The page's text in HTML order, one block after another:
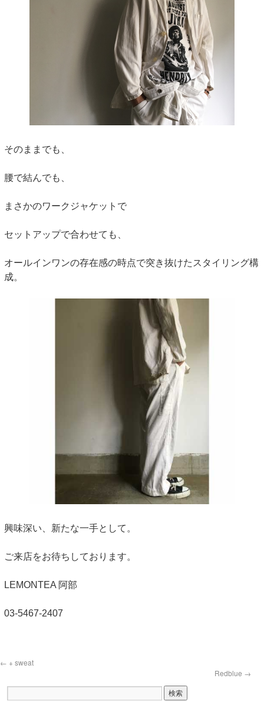
そのままでも、
腰で結んでも、
まさかのワークジャケットで
セットアップで合わせても、
オールインワンの存在感の時点で突き抜けたスタイリング構
成。
興味深い、新たな一手として。
ご来店をお待ちしております。
LEMONTEA 阿部
03-5467-2407
← + sweat
Redblue →